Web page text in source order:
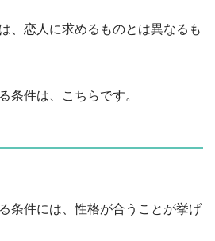
、恋人に求めるものとは異なるも
条件は、こちらです。
条件には、性格が合うことが挙げ